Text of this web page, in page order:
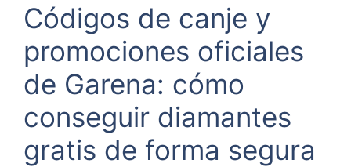
Códigos de canje y
promociones oficiales
de Garena: cómo
conseguir diamantes
gratis de forma segura